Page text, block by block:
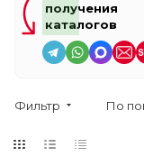
получения
каталогов
Фильтр По